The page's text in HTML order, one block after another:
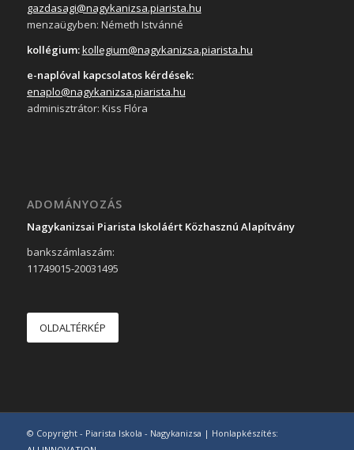
gazdasagi@nagykanizsa.piarista.hu
menzaügyben: Németh Istvánné
kollégium:kollegium@nagykanizsa.piarista.hu
e-naplóval kapcsolatos kérdések:
enaplo@nagykanizsa.piarista.hu
adminisztrátor: Kiss Flóra
ADOMÁNYOZÁS
Nagykanizsai Piarista Iskoláért Közhasznú Alapítvány
bankszámlaszám:
11749015-20031495
OLDALTÉRKÉP
© Copyright - Piarista Iskola - Nagykanizsa | Honlapkészítés: